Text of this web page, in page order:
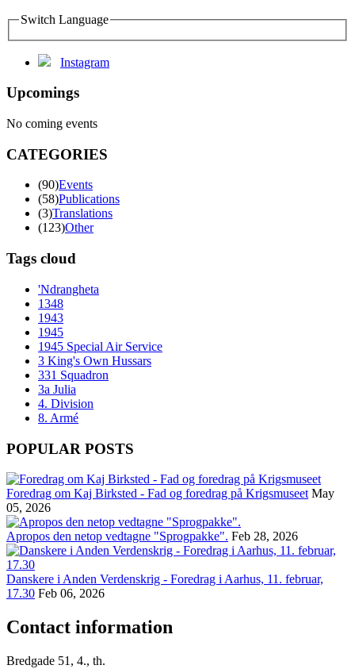
Switch Language
Instagram
Upcomings
No coming events
CATEGORIES
(90)Events
(58)Publications
(3)Translations
(123)Other
Tags cloud
'Ndrangheta
1348
1943
1945
1945 Special Air Service
3 King's Own Hussars
331 Squadron
3a Julia
4. Division
8. Armé
POPULAR POSTS
Foredrag om Kaj Birksted - Fad og foredrag på Krigsmuseet May
05, 2026
Apropos den netop vedtagne "Sprogpakke". Feb 28, 2026
Danskere i Anden Verdenskrig - Foredrag i Aarhus, 11. februar,
17.30 Feb 06, 2026
Contact information
Bredgade 51, 4., th.